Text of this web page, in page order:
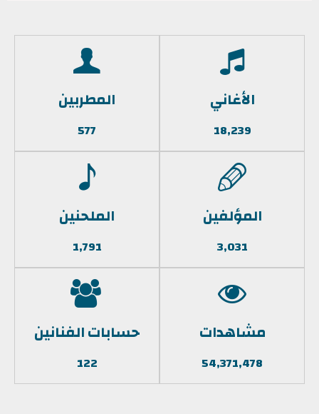
الأغاني
18,239
المطربين
577
المؤلفين
3,031
الملحنين
1,791
مشاهدات
54,371,478
حسابات الفنانين
122